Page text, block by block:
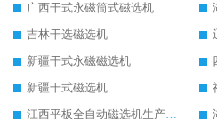
广西干式永磁筒式磁选机
吉林干选磁选机
新疆干式永磁磁选机
新疆干式磁选机
江西平板全自动磁选机生产厂家